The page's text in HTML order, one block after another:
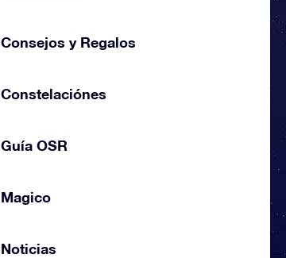
Consejos y Regalos
Constelaciónes
Guía OSR
Magico
Noticias